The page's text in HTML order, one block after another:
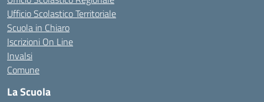
Ufficio Scolastico Territoriale
Scuola in Chiaro
Iscrizioni On Line
Invalsi
Comune
La Scuola